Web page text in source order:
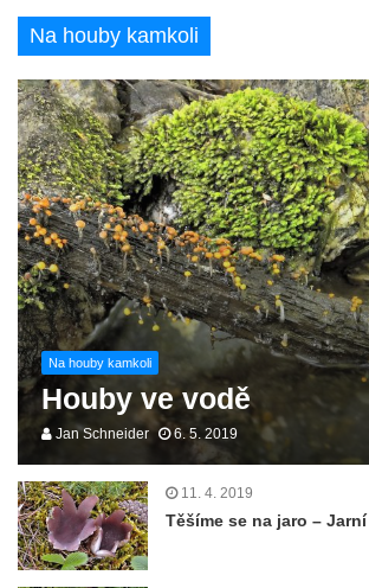
Na houby kamkoli
Na houby kamkoli
Houby ve vodě
Jan Schneider 6. 5. 2019
11. 4. 2019
Těšíme se na jaro –